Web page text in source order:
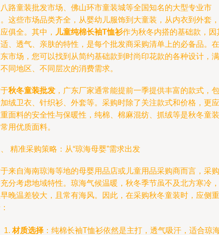
路童装批发市场、佛山环市童装城等全国知名的大型专业市
这些市场品类齐全，从婴幼儿服饰到大童装，从内衣到外套，
俱全。其中， 儿童纯棉长袖T恤衫作为秋冬内搭的基础款，因
、透气、亲肤的特性，是每个批发商采购清单上的必备品。在
市场，您可以找到从简约基础款到时尚印花款的各种设计，满
同地区、不同层次的消费需求。
秋冬童装批发 ，广东厂家通常能提前一季提供丰富的款式，包
绒卫衣、针织衫、外套等。采购时除了关注款式和价格，更应
面料的安全性与保暖性，纯棉、棉麻混纺、抓绒等是秋冬童装
用优质面料。
精准采购策略：从“琼海母婴”需求出发
来自海南琼海等地的母婴用品店或儿童用品采购商而言，采购
分考虑地域特性。琼海气候温暖，秋冬季节虽不及北方寒冷，
晚温差较大，且常有海风。因此，在采购秋冬童装时，应侧重
材质选择 ：纯棉长袖T恤衫依然是主打，透气吸汗，适合琼